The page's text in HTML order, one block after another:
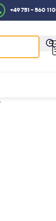
+49 751 – 560 110